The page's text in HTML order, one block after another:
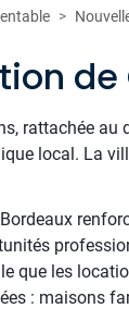
rattachée au
local. La
que les
: maisons